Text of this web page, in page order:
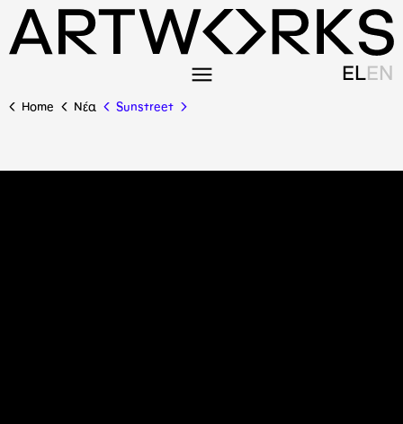
ELEN
Home Nέα Sunstreet